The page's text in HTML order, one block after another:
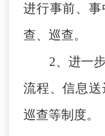
进行事前、
查、巡查。
2、进一
流程、信息送
巡查等制度。